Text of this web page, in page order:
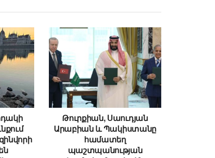
Թուրքիան, Սաուդյան
Արաբիան և Պակիստանը
համատեղ
պաշտպանության